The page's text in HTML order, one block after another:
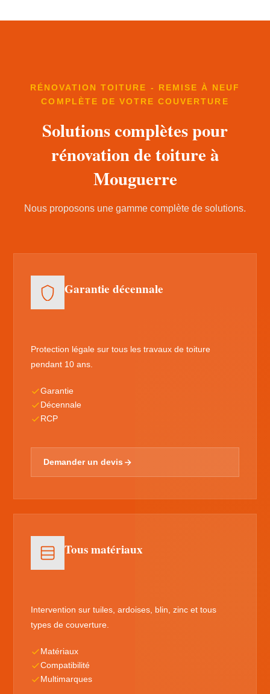
RÉNOVATION TOITURE - REMISE À NEUF
COMPLÈTE DE VOTRE COUVERTURE
Solutions complètes pour
rénovation de toiture à
Mouguerre
Nous proposons une gamme complète de solutions.
Garantie décennale
Protection légale sur tous les travaux de toiture
pendant 10 ans.
Garantie
Décennale
RCP
Demander un devis
Tous matériaux
Intervention sur tuiles, ardoises, blin, zinc et tous
types de couverture.
Matériaux
Compatibilité
Multimarques